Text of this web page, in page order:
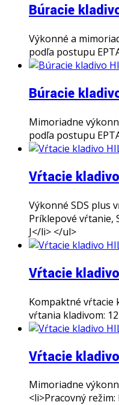
Búracie
Výkonné a
podľa postupu
Búracie
Mimoriadne
podľa postupu
Vŕtacie
Výkonné SDS plus
Príklepové vŕtanie,
J</li> </ul>
Vŕtacie
Kompaktné vŕtacie
vŕtania kladivom:
Vŕtacie
Mimoriadne
<li>Pracovný